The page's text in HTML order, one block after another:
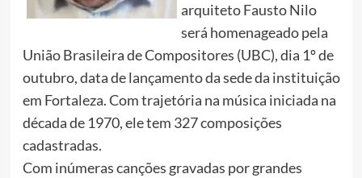
arquiteto Fausto Nilo
será homenageado pela
União Brasileira de Compositores (UBC), dia 1º de
outubro, data de lançamento da sede da instituição
em Fortaleza. Com trajetória na música iniciada na
década de 1970, ele tem 327 composições
cadastradas.
Com inúmeras canções gravadas por grandes